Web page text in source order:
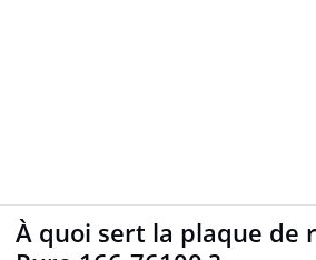
À quoi sert la plaque de